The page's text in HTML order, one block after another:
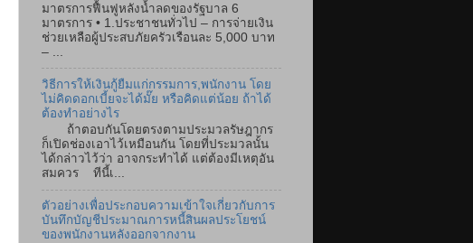
มาตรการฟื้นฟูหลังน้ำลดของรัฐบาล 6
มาตรการ • 1.ประชาชนทั่วไป – การจ่ายเงิน
ช่วยเหลือผู้ประสบภัยครัวเรือนละ 5,000 บาท
– ...
วิธีการให้เงินกู้ยืมแก่กรรมการ,พนักงาน โดย
ไม่คิดดอกเบี้ยจะได้มั๊ย หรือคิดแต่น้อย ถ้าได้
ต้องทำอย่างไร
ถ้าตอบกันโดยตรงตามประมวลรัษฎากร
ก็เปิดช่องเอาไว้เหมือนกัน โดยที่ประมวลนั้น
ได้กล่าวไว้ว่า อาจกระทำได้ แต่ต้องมีเหตุอัน
สมควร ทีนี้เ...
ตัวอย่างเพื่อประกอบความเข้าใจเกี่ยวกับการ
บันทึกบัญชีประมาณการหนี้สินผลประโยชน์
ของพนักงานหลังออกจากงาน